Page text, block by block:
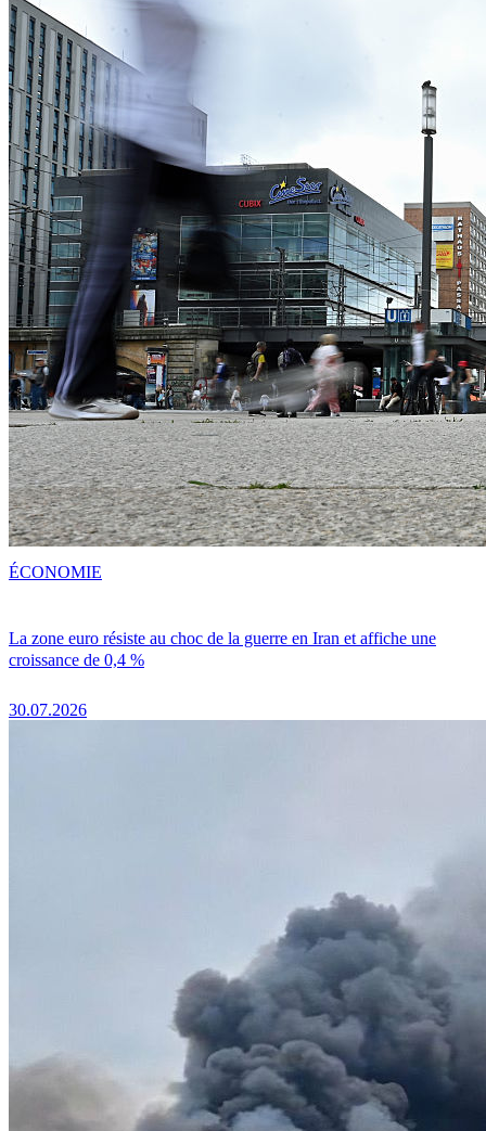
La zone euro résiste au choc de la guerre en Iran et affiche une
croissance de 0,4 %
30.07.2026
ÉCONOMIE